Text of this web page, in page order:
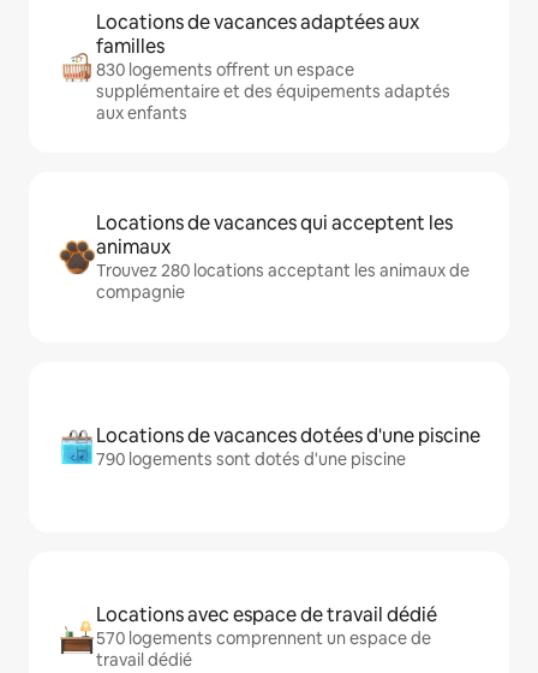
Locations de vacances adaptées aux
familles
830 logements offrent un espace
supplémentaire et des équipements adaptés
aux enfants
Locations de vacances qui acceptent les
animaux
Trouvez 280 locations acceptant les animaux de
compagnie
Locations de vacances dotées d'une piscine
790 logements sont dotés d'une piscine
Locations avec espace de travail dédié
570 logements comprennent un espace de
travail dédié